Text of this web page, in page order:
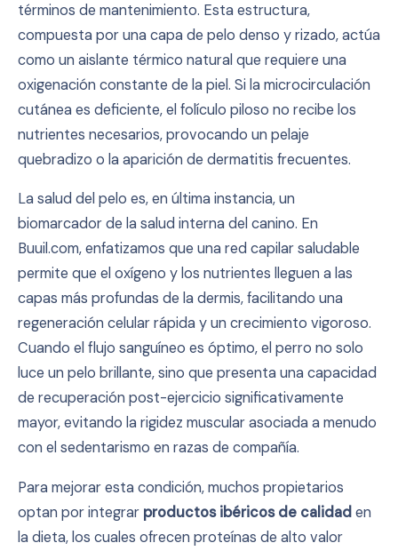
términos de mantenimiento. Esta estructura,
compuesta por una capa de pelo denso y rizado, actúa
como un aislante térmico natural que requiere una
oxigenación constante de la piel. Si la microcirculación
cutánea es deficiente, el folículo piloso no recibe los
nutrientes necesarios, provocando un pelaje
quebradizo o la aparición de dermatitis frecuentes.
La salud del pelo es, en última instancia, un
biomarcador de la salud interna del canino. En
Buuil.com, enfatizamos que una red capilar saludable
permite que el oxígeno y los nutrientes lleguen a las
capas más profundas de la dermis, facilitando una
regeneración celular rápida y un crecimiento vigoroso.
Cuando el flujo sanguíneo es óptimo, el perro no solo
luce un pelo brillante, sino que presenta una capacidad
de recuperación post-ejercicio significativamente
mayor, evitando la rigidez muscular asociada a menudo
con el sedentarismo en razas de compañía.
Para mejorar esta condición, muchos propietarios
optan por integrar productos ibéricos de calidad en
la dieta, los cuales ofrecen proteínas de alto valor